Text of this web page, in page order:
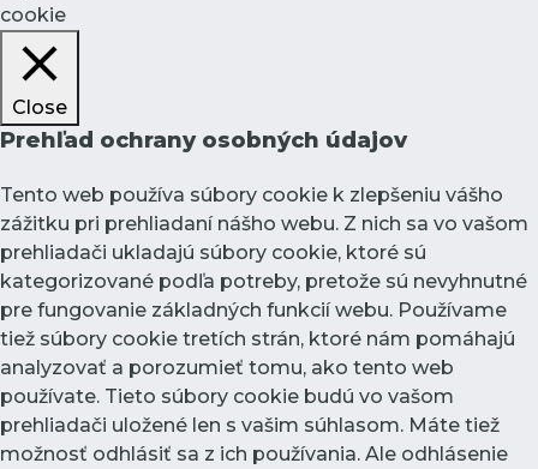
cookie
Close
Prehľad ochrany osobných údajov
Tento web používa súbory cookie k zlepšeniu vášho
zážitku pri prehliadaní nášho webu. Z nich sa vo vašom
prehliadači ukladajú súbory cookie, ktoré sú
kategorizované podľa potreby, pretože sú nevyhnutné
pre fungovanie základných funkcií webu. Používame
tiež súbory cookie tretích strán, ktoré nám pomáhajú
analyzovať a porozumieť tomu, ako tento web
používate. Tieto súbory cookie budú vo vašom
prehliadači uložené len s vašim súhlasom. Máte tiež
možnosť odhlásiť sa z ich používania. Ale odhlásenie